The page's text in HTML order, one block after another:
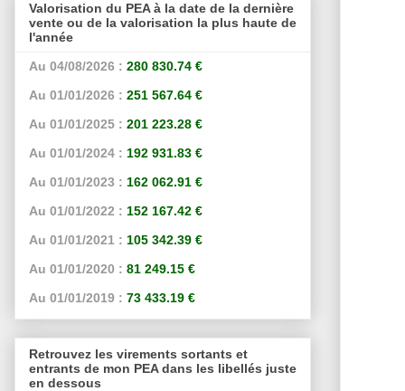
Valorisation du PEA à la date de la dernière
vente ou de la valorisation la plus haute de
l'année
Au 04/08/2026 : 280 830.74 €
Au 01/01/2026 : 251 567.64 €
Au 01/01/2025 : 201 223.28 €
Au 01/01/2024 : 192 931.83 €
Au 01/01/2023 : 162 062.91 €
Au 01/01/2022 : 152 167.42 €
Au 01/01/2021 : 105 342.39 €
Au 01/01/2020 : 81 249.15 €
Au 01/01/2019 : 73 433.19 €
Retrouvez les virements sortants et
entrants de mon PEA dans les libellés juste
en dessous